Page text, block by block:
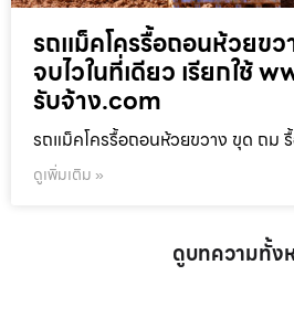
รถแม็คโครรื้อถอนห้วยข
จบไวในที่เดียว เรียกใช้
รับจ้าง.com
รถแม็คโครรื้อถอนห้วยขวาง ขุด ถม
ดูเพิ่มเติม »
ดูบทความทั้ง